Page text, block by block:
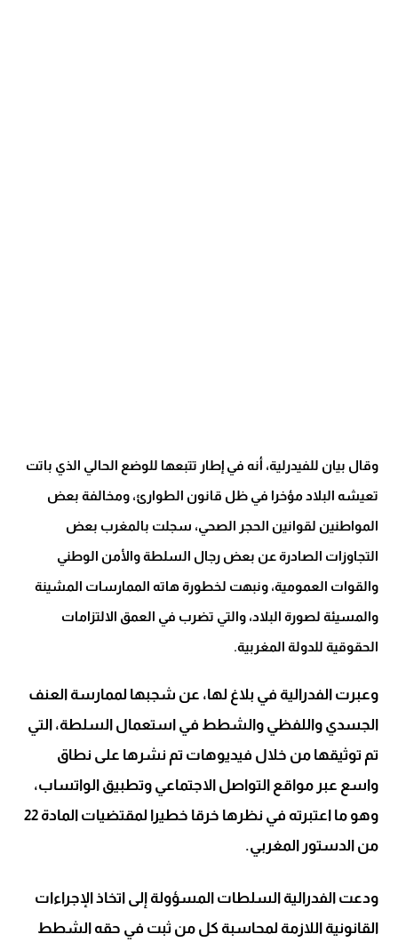
وقال بيان للفيدرلية، أنه في إطار تتبعها للوضع الحالي الذي باتت
تعيشه البلاد مؤخرا في ظل قانون الطوارئ، ومخالفة بعض
المواطنين لقوانين الحجر الصحي، سجلت بالمغرب بعض
التجاوزات الصادرة عن بعض رجال السلطة والأمن الوطني
والقوات العمومية، ونبهت لخطورة هاته الممارسات المشينة
والمسيئة لصورة البلاد، والتي تضرب في العمق الالتزامات
الحقوقية للدولة المغربية.
وعبرت الفدرالية في بلاغ لها، عن شجبها لممارسة العنف
الجسدي واللفظي والشطط في استعمال السلطة، التي
تم توثيقها من خلال فيديوهات تم نشرها على نطاق
واسع عبر مواقع التواصل الاجتماعي وتطبيق الواتساب،
وهو ما اعتبرته في نظرها خرقا خطيرا لمقتضيات المادة 22
من الدستور المغربي.
ودعت الفدرالية السلطات المسؤولة إلى اتخاذ الإجراءات
القانونية اللازمة لمحاسبة كل من ثبت في حقه الشطط